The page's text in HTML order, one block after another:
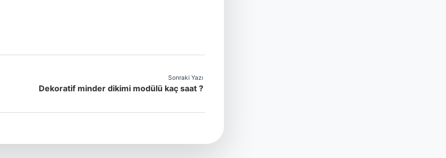
Sonraki Yazı
Dekoratif minder dikimi modülü kaç saat ?